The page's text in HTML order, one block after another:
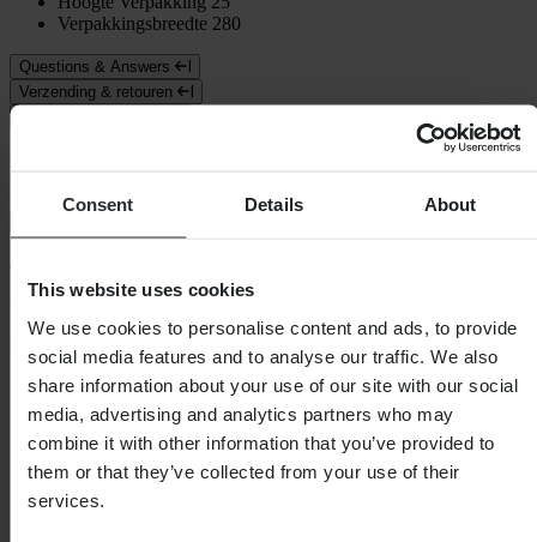
Consent Details About
This website uses cookies
We use cookies to personalise content and ads, to provide
social media features and to analyse our traffic. We also
share information about your use of our site with our social
media, advertising and analytics partners who may
combine it with other information that you’ve provided to
them or that they’ve collected from your use of their
services.
Verpakkingsbreedte 280
Questions & Answers
Verzending & retouren
Gebaseerd op 397 beoordelingen
5
334
51
3
12